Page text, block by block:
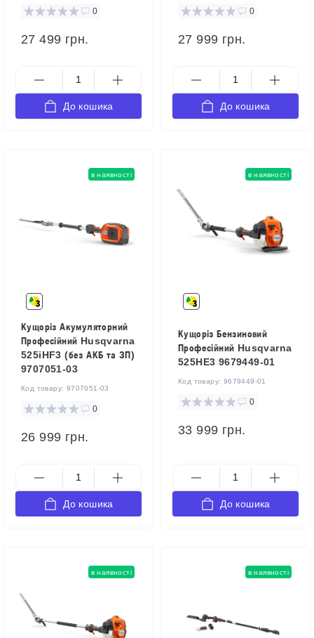
0
27 499 грн.
До кошика
0
27 999 грн.
До кошика
в наявності
Кущоріз Акумуляторний
Професійний Husqvarna
525iHF3 (без АКБ та ЗП)
9707051-03
Код товару: 9707051-03
0
26 999 грн.
До кошика
в наявності
Кущоріз Бензиновий
Професійний Husqvarna
525HE3 9679449-01
Код товару: 9679449-01
0
33 999 грн.
До кошика
в наявності в наявності